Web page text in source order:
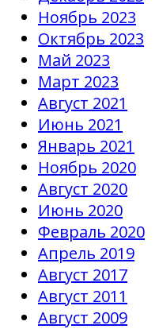
Ноябрь 2023
Октябрь 2023
Май 2023
Март 2023
Август 2021
Июнь 2021
Январь 2021
Ноябрь 2020
Август 2020
Июнь 2020
Февраль 2020
Апрель 2019
Август 2017
Август 2011
Август 2009